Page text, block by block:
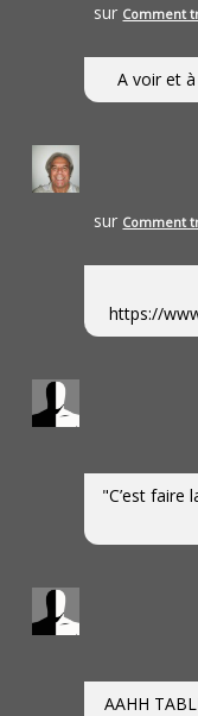
sur Comment
A voir et
sur Comment
https://
"C’est faire
AAHH